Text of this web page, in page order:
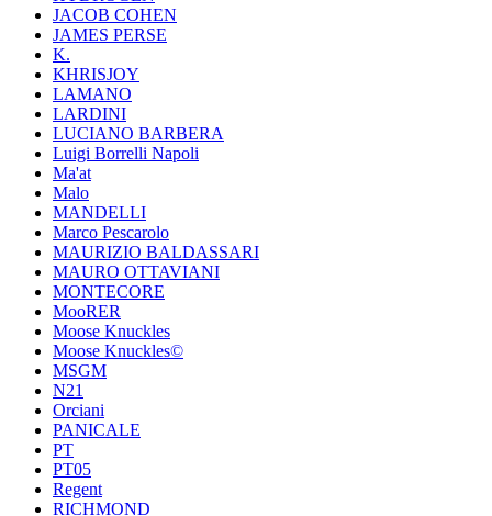
JACOB COHEN
JAMES PERSE
K.
KHRISJOY
LAMANO
LARDINI
LUCIANO BARBERA
Luigi Borrelli Napoli
Ma'at
Malo
MANDELLI
Marco Pescarolo
MAURIZIO BALDASSARI
MAURO OTTAVIANI
MONTECORE
MooRER
Moose Knuckles
Moose Knuckles©️
MSGM
N21
Orciani
PANICALE
PT
PT05
Regent
RICHMOND